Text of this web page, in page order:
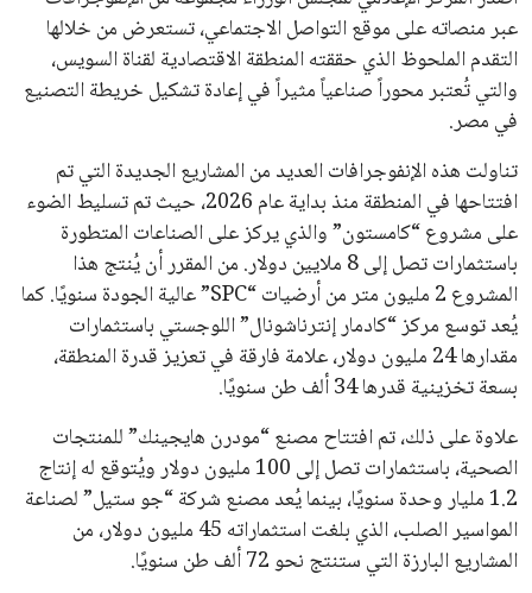
محافظات
عبر منصاته على موقع التواصل الاجتماعي، تستعرض من خلالها
التقدم الملحوظ الذي حققته المنطقة الاقتصادية لقناة السويس،
والتي تُعتبر محوراً صناعياً مثيراً في إعادة تشكيل خريطة التصنيع
في مصر.
تناولت هذه الإنفوجرافات العديد من المشاريع الجديدة التي تم
افتتاحها في المنطقة منذ بداية عام 2026، حيث تم تسليط الضوء
على مشروع “كامستون” والذي يركز على الصناعات المتطورة
باستثمارات تصل إلى 8 ملايين دولار. من المقرر أن يُنتج هذا
المشروع 2 مليون متر من أرضيات “SPC” عالية الجودة سنويًا. كما
يُعد توسع مركز “كادمار إنترناشونال” اللوجستي باستثمارات
مقدارها 24 مليون دولار، علامة فارقة في تعزيز قدرة المنطقة،
بسعة تخزينية قدرها 34 ألف طن سنويًا.
علاوة على ذلك، تم افتتاح مصنع “مودرن هايجينك” للمنتجات
الصحية، باستثمارات تصل إلى 100 مليون دولار ويُتوقع له إنتاج
1.2 مليار وحدة سنويًا، بينما يُعد مصنع شركة “جو ستيل” لصناعة
المواسير الصلب، الذي بلغت استثماراته 45 مليون دولار، من
المشاريع البارزة التي ستنتج نحو 72 ألف طن سنويًا.